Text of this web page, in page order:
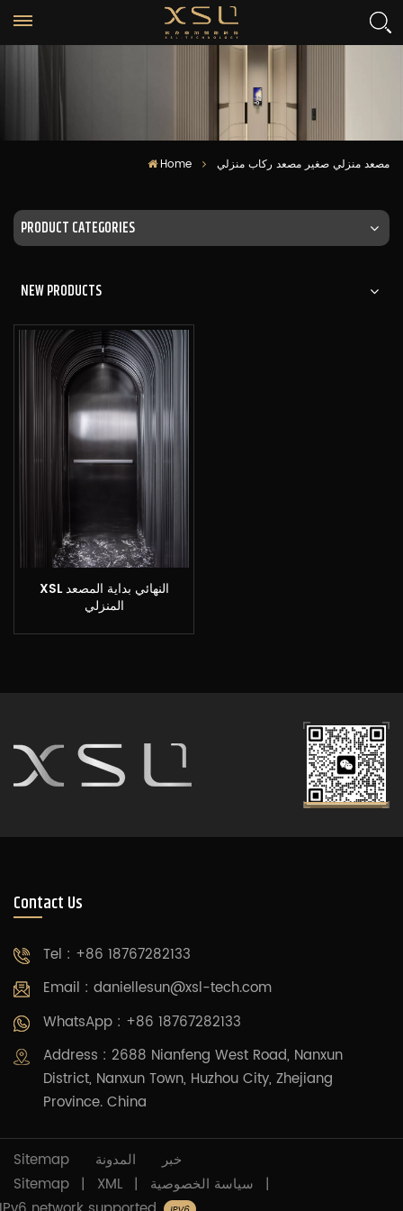
Home مصعد منزلي صغير مصعد ركاب منزلي
PRODUCT CATEGORIES
NEW PRODUCTS
XSL النهائي بداية المصعد
المنزلي
Contact Us
Tel : +86 18767282133
Email : daniellesun@xsl-tech.com
WhatsApp : +86 18767282133
Address : 2688 Nianfeng West Road, Nanxun
District, Nanxun Town, Huzhou City, Zhejiang
Province. China
Sitemap المدونة
خبر
Sitemap | XML | سياسة الخصوصية |